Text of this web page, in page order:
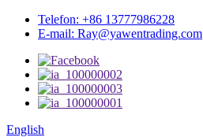
Telefon: +86 13777986228
E-mail: Ray@yawentrading.com
English